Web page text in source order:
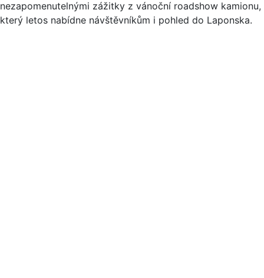
nezapomenutelnými zážitky z vánoční roadshow kamionu,
který letos nabídne návštěvníkům i pohled do Laponska.